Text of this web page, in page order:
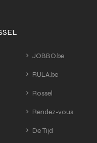
JOBBO.be
RULA.be
Rossel
Rendez-vous
De Tijd